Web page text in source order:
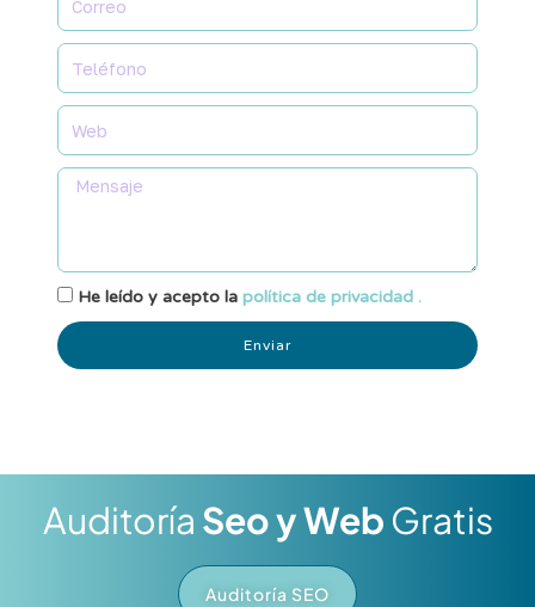
He leído y acepto la política de privacidad .
Enviar
Auditoría Seo y Web Gratis
Auditoría SEO